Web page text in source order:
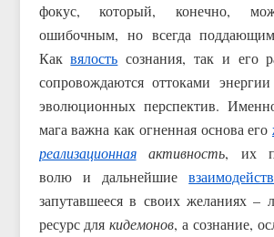
фокус, который, конечно,
ошибочным, но всегда
Каквялость сознания, так и его
сопровождаются оттоками
эволюционных перспектив.
мага важна как огненная основа его
реализационнаяактивность, их
волю и дальнейшие
запутавшееся в своих желаниях –
ресурс длякидемонов, а сознание,